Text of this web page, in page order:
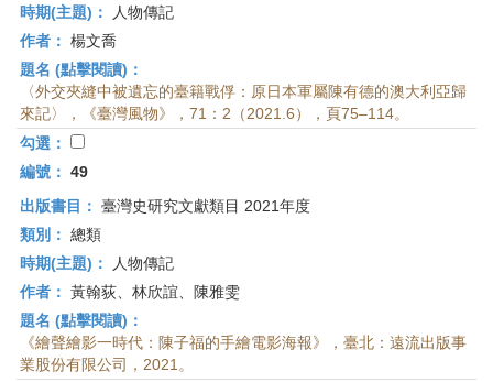
時期(主題)：
人物傳記
作者： 楊文喬
題名 (點擊閱讀)：
〈外交夾縫中被遺忘的臺籍戰俘：原日本軍屬陳有德的澳大利亞歸
來記〉，《臺灣風物》，71：2（2021.6），頁75–114。
勾選：
編號： 49
出版書目： 臺灣史研究文獻類目 2021年度
類別： 總類
時期(主題)：
人物傳記
作者： 黃翰荻、林欣誼、陳雅雯
題名 (點擊閱讀)：
《繪聲繪影一時代：陳子福的手繪電影海報》，臺北：遠流出版事
業股份有限公司，2021。